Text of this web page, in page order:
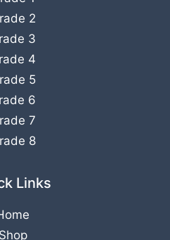
2
3
4
5
6
7
8
Links
Shop